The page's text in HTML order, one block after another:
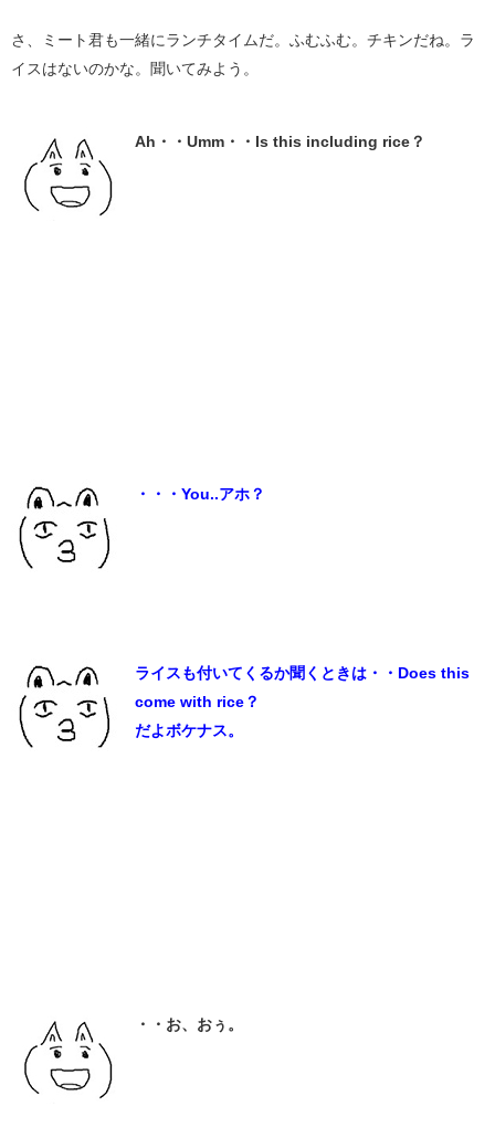
さ、ミート君も一緒にランチタイムだ。ふむふむ。チキンだね。ラ
イスはないのかな。聞いてみよう。
Ah・・Umm・・Is this including rice？
・・・You..アホ？
ライスも付いてくるか聞くときは・・Does this
come with rice？
だよボケナス。
・・お、おぅ。